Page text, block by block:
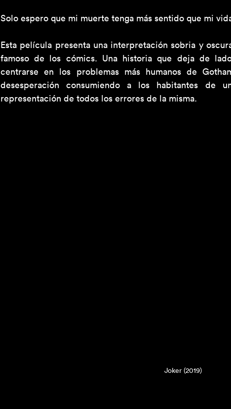
Solo espero que mi muerte tenga más sentido que mi
Esta película presenta una interpretación sobria y
famoso de los cómics. Una historia que deja de
centrarse en los problemas más humanos de
desesperación consumiendo a los habitantes de
representación de todos los errores de la misma.
Joker (2019)